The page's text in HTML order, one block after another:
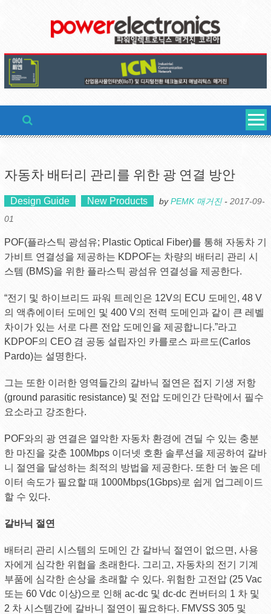
자동차 배터리 관리를 위한 광 연결 방안
Design Guide New Products byPEMK 매거진- 2017-09-
01
POF(플라스틱 광섬유; Plastic Optical Fiber)를 통해 자동차 기
가비트 연결성을 제공하는 KDPOF는 차량의 배터리 관리 시
스템 (BMS)을 위한 플라스틱 광섬유 연결성을 제공한다.
“전기 및 하이브리드 파워 트레인은 12V의 ECU 도메인, 48 V
의 액츄에이터 도메인 및 400 V의 전력 도메인과 같이 큰 레벨
차이가 있는 서로 다른 전압 도메인을 제공합니다.”라고
KDPOF의 CEO 겸 공동 설립자인 카를로스 파르도(Carlos
Pardo)는 설명한다.
그는 또한 이러한 영역들간의 갈바닉 절연은 접지 기생 저항
(ground parasitic resistance) 및 전압 도메인간 단락에서 필수
요소라고 강조한다.
POF와의 광 연결은 열악한 자동차 환경에 견딜 수 있는 충분
한 마진을 갖춘 100Mbps 이더넷 호환 솔루션을 제공하여 갈바
니 절연을 달성하는 최적의 방법을 제공한다. 또한 더 높은 데
이터 속도가 필요할 때 1000Mbps(1Gbps)로 쉽게 업그레이드
할 수 있다.
갈바닉 절연
배터리 관리 시스템의 도메인 간 갈바닉 절연이 없으면, 사용
자에게 심각한 위협을 초래한다. 그리고, 자동차의 전기 기계
부품에 심각한 손상을 초래할 수 있다. 위험한 고전압 (25 Vac
또는 60 Vdc 이상)으로 인해 ac-dc 및 dc-dc 컨버터의 1 차 및
2 차 시스템간에 갈바니 절연이 필요하다. FMVSS 305 및